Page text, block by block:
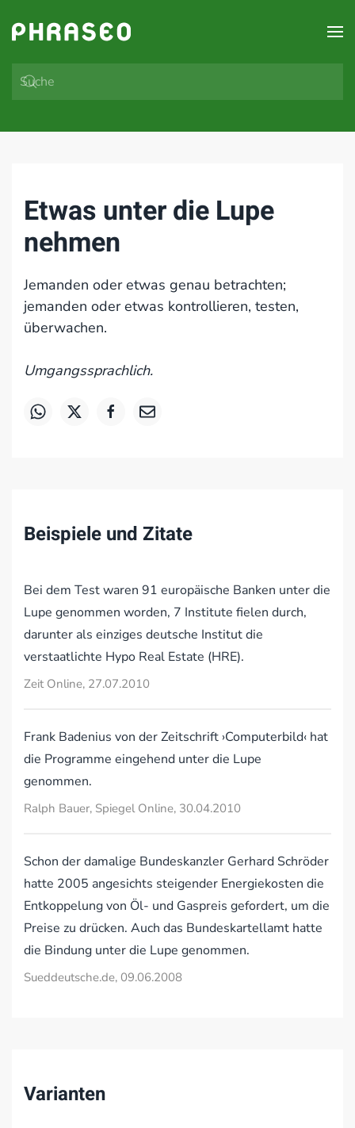
Zum Hauptinhalt springen
Etwas unter die Lupe
nehmen
Jemanden oder etwas genau betrachten;
jemanden oder etwas kontrollieren, testen,
überwachen.
Umgangssprachlich.
Beispiele und Zitate
Bei dem Test waren 91 europäische Banken unter die
Lupe genommen worden, 7 Institute fielen durch,
darunter als einziges deutsche Institut die
verstaatlichte Hypo Real Estate (HRE).
Zeit Online, 27.07.2010
Frank Badenius von der Zeitschrift ›Computerbild‹ hat
die Programme eingehend unter die Lupe
genommen.
Ralph Bauer, Spiegel Online, 30.04.2010
Schon der damalige Bundeskanzler Gerhard Schröder
hatte 2005 angesichts steigender Energiekosten die
Entkoppelung von Öl- und Gaspreis gefordert, um die
Preise zu drücken. Auch das Bundeskartellamt hatte
die Bindung unter die Lupe genommen.
Sueddeutsche.de, 09.06.2008
Varianten